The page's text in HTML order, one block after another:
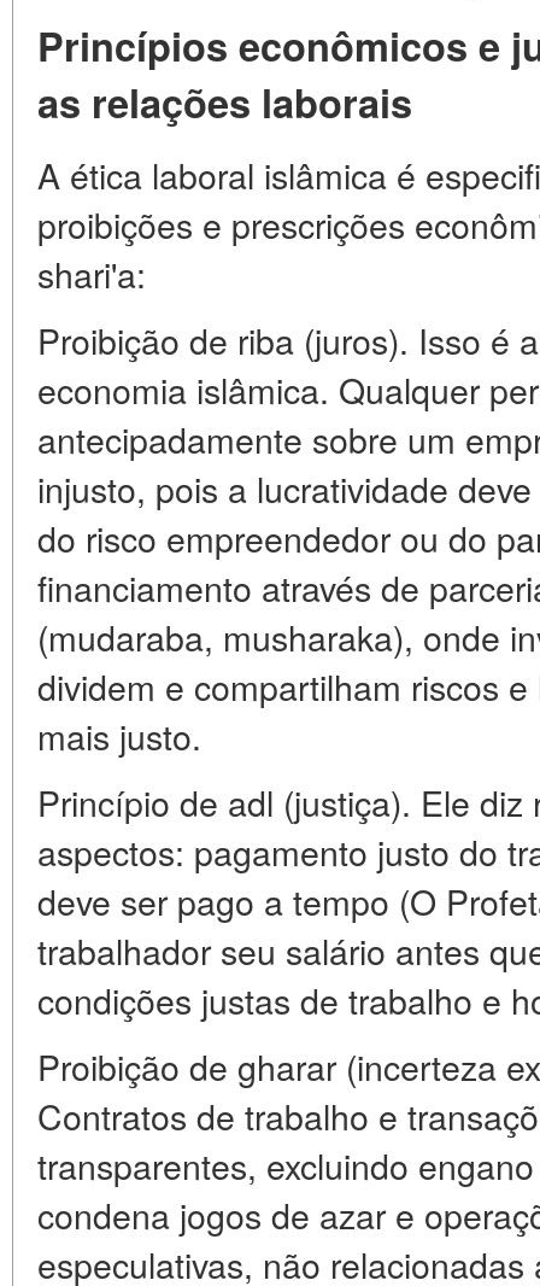
Princípios econômicos e
as relações laborais
A ética laboral islâmica é
proibições e prescrições
shari'a:
Proibição de riba (juros). Isso é
economia islâmica. Qualquer
antecipadamente sobre um
injusto, pois a lucratividade
do risco empreendedor ou do
financiamento através de
(mudaraba, musharaka), onde
dividem e compartilham riscos
mais justo.
Princípio de adl (justiça). Ele
aspectos: pagamento justo do
deve ser pago a tempo (O
trabalhador seu salário antes
condições justas de trabalho e
Proibição de gharar (incerteza
Contratos de trabalho e
transparentes, excluindo
condena jogos de azar e
especulativas, não